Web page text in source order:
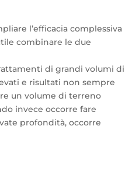
l’efficacia complessiva
combinare le due
di grandi volumi di
e risultati non sempre
un volume di terreno
invece occorre fare
profondità, occorre